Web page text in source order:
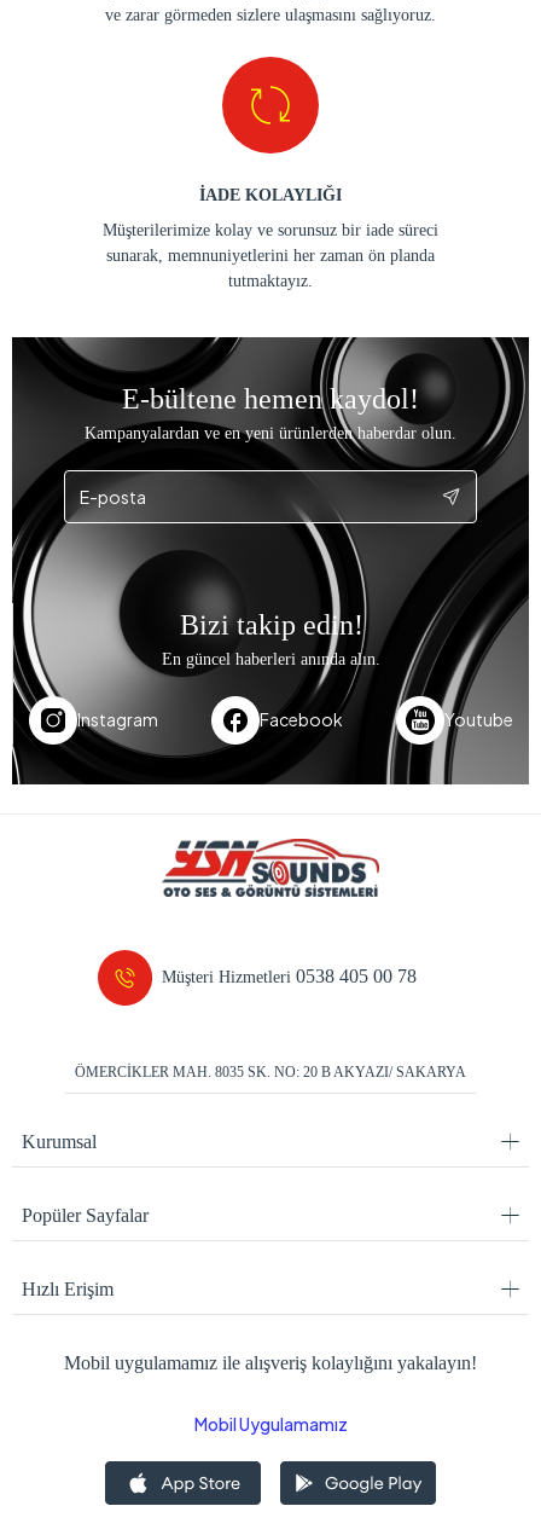
ve zarar görmeden sizlere ulaşmasını sağlıyoruz.
İADE KOLAYLIĞI
Müşterilerimize kolay ve sorunsuz bir iade süreci
sunarak, memnuniyetlerini her zaman ön planda
tutmaktayız.
E-bültene hemen kaydol!
Kampanyalardan ve en yeni ürünlerden haberdar olun.
Bizi takip edin!
En güncel haberleri anında alın.
Instagram Facebook Youtube
Müşteri Hizmetleri0538 405 00 78
ÖMERCİKLER MAH. 8035 SK. NO: 20 B AKYAZI/ SAKARYA
Kurumsal
Popüler Sayfalar
Hızlı Erişim
Mobil uygulamamız ile alışveriş kolaylığını yakalayın!
Mobil Uygulamamız